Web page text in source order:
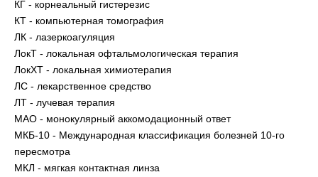
КГ - корнеальный гистерезис
КТ - компьютерная томография
ЛК - лазеркоагуляция
ЛокТ - локальная офтальмологическая терапия
ЛокХТ - локальная химиотерапия
ЛС - лекарственное средство
ЛТ - лучевая терапия
МАО - монокулярный аккомодационный ответ
МКБ-10 - Международная классификация болезней 10-го
пересмотра
МКЛ - мягкая контактная линза